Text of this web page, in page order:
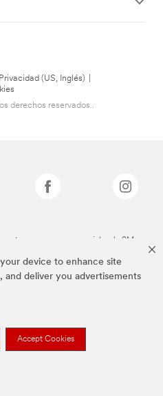
device to enhance site
and deliver you advertisements
Accept Cookies
Privacidad (US, Inglés)
derechos reservados..
son marcas comerciales de 3M.